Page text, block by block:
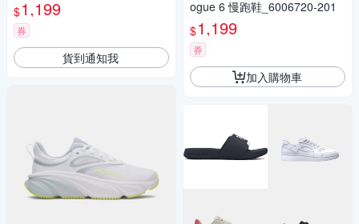
$1,199
券
貨到通知我
ogue 6 慢跑鞋_6006720-201
$1,199
券
加入購物車